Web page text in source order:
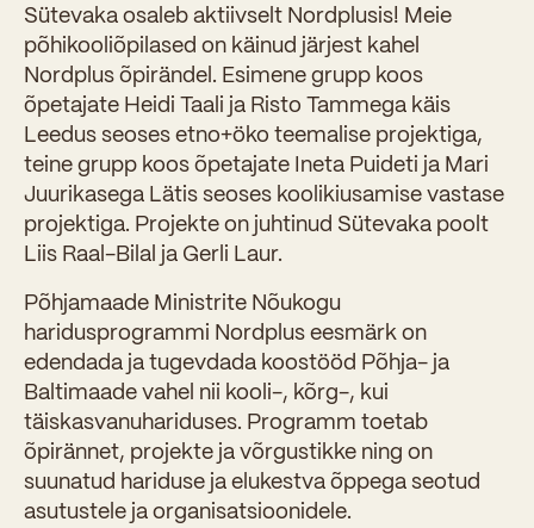
Sütevaka osaleb aktiivselt Nordplusis! Meie
põhikooliõpilased on käinud järjest kahel
Nordplus õpirändel. Esimene grupp koos
õpetajate Heidi Taali ja Risto Tammega käis
Leedus seoses etno+öko teemalise projektiga,
teine grupp koos õpetajate Ineta Puideti ja Mari
Juurikasega Lätis seoses koolikiusamise vastase
projektiga. Projekte on juhtinud Sütevaka poolt
Liis Raal-Bilal ja Gerli Laur.
Põhjamaade Ministrite Nõukogu
haridusprogrammi Nordplus eesmärk on
edendada ja tugevdada koostööd Põhja- ja
Baltimaade vahel nii kooli-, kõrg-, kui
täiskasvanuhariduses. Programm toetab
õpirännet, projekte ja võrgustikke ning on
suunatud hariduse ja elukestva õppega seotud
asutustele ja organisatsioonidele.